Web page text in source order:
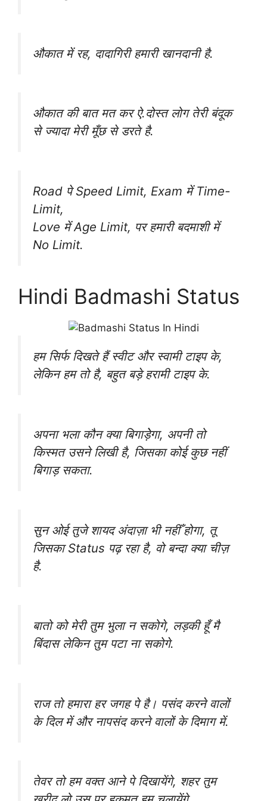
औकात में रह, दादागिरी हमारी खानदानी है.
औकात की बात मत कर ‪ऐ.दोस्त‬ लोग तेरी ‪बंदूक‬
से ज्यादा मेरी मूँछ से डरते है.
Road पे Speed Limit, Exam में Time-
Limit,
Love में Age Limit, पर हमारी बदमाशी में
No Limit.
Hindi Badmashi Status
हम सिर्फ दिखते हैं स्वीट और स्वामी टाइप के,
लेकिन हम तो है, बहुत बड़े हरामी टाइप के.
अपना भला कौन क्या बिगाड़ेेगा, अपनी तो
किस्मत उसने लिखी है, जिसका कोई कुछ नहीं
बिगाड़ सकता.
सुन ओई तुजे शायद अंदाज़ा भी नहीँ होगा, तू
जिसका Status पढ़ रहा है, वो बन्दा क्या चीज़
है.
बातो को मेरी तुम भुला न सकोगे, लड़की हूँ मै
बिंदास लेकिन तुम पटा ना सकोगे.
राज तो हमारा हर जगह पे है। पसंद करने वालों
के दिल में और नापसंद करने वालों के दिमाग में.
तेवर तो हम वक्त आने पे दिखायेंगे, शहर तुम